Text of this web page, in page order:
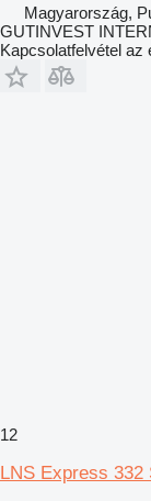
Magyarország,
GUTINVEST
Kapcsolatfelvétel az
12
LNS Express 332